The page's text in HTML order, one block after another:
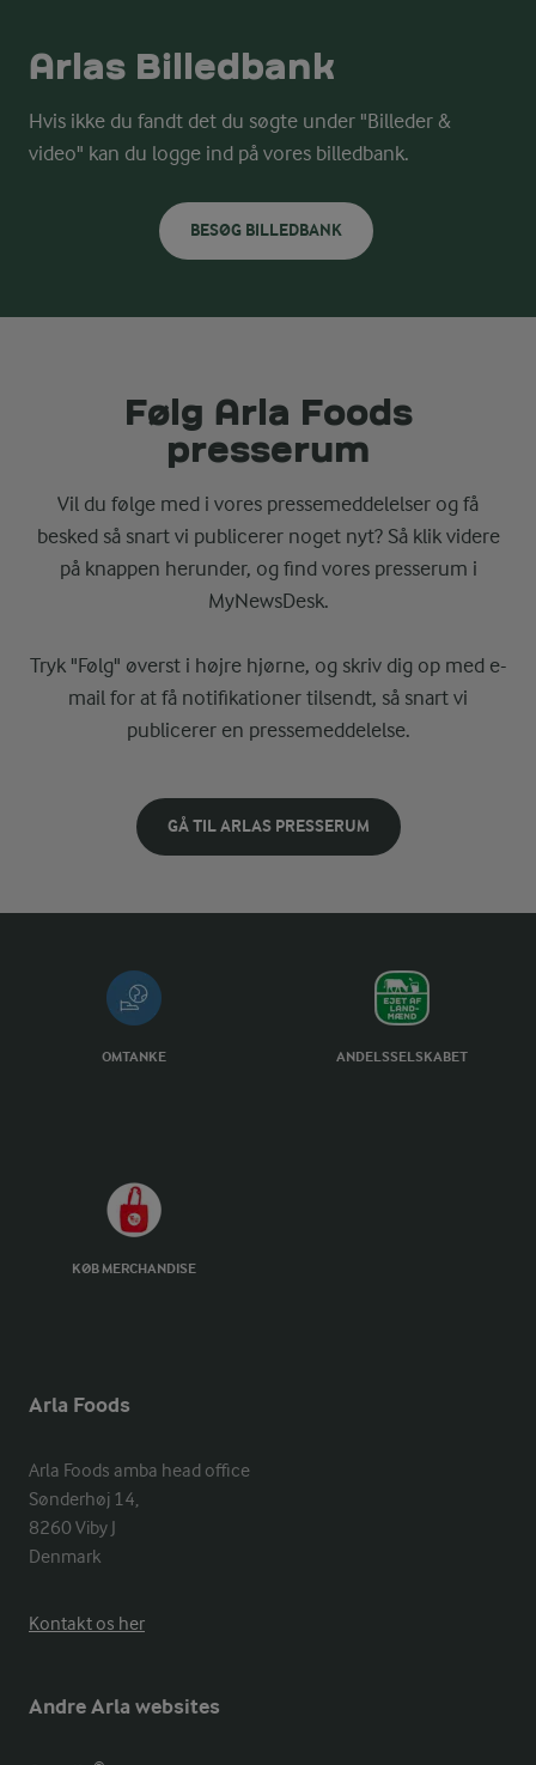
Arlas Billedbank
Hvis ikke du fandt det du søgte under "Billeder &
video" kan du logge ind på vores billedbank.
BESØG BILLEDBANK
Følg Arla Foods
presserum
Vil du følge med i vores pressemeddelelser og få
besked så snart vi publicerer noget nyt? Så klik videre
på knappen herunder, og find vores presserum i
MyNewsDesk.
Tryk "Følg" øverst i højre hjørne, og skriv dig op med e-
mail for at få notifikationer tilsendt, så snart vi
publicerer en pressemeddelelse.
GÅ TIL ARLAS PRESSERUM
OMTANKE ANDELSSELSKABET
KØB MERCHANDISE
Arla Foods
Arla Foods amba head office
Sønderhøj 14,
8260 Viby J
Denmark
Kontakt os her
Andre Arla websites